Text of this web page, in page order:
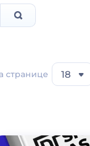
странице 18